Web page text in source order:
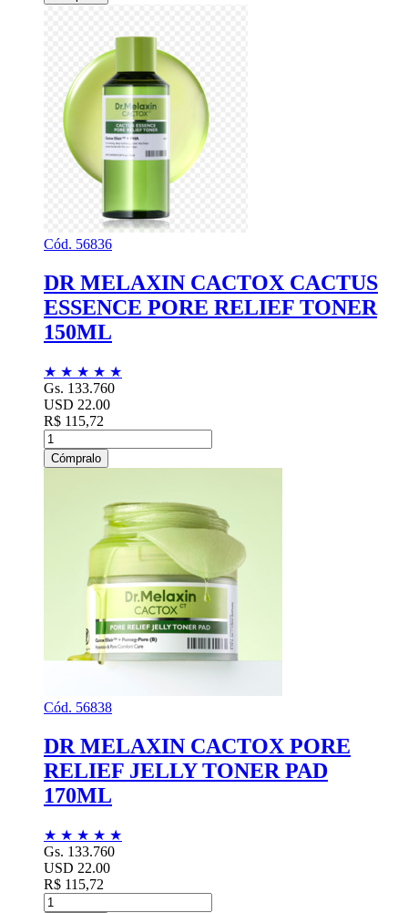
Cód. 56836
DR MELAXIN CACTOX CACTUS
ESSENCE PORE RELIEF TONER
150ML
★ ★ ★ ★ ★
Gs. 133.760
USD 22.00
R$ 115,72
Cómpralo
Cód. 56838
DR MELAXIN CACTOX PORE
RELIEF JELLY TONER PAD
170ML
★ ★ ★ ★ ★
Gs. 133.760
USD 22.00
R$ 115,72